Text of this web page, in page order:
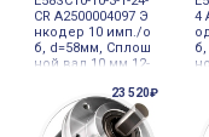
CR A2500004097 Э
нкодер 10 имп./о
б, d=58мм, Сплош
ной вал 10 мм 12-
альный
4
23 520₽